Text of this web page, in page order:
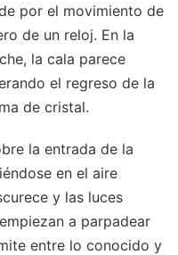
por el movimiento de
de un reloj. En la
la cala parece
el regreso de la
de cristal.
la entrada de la
en el aire
y las luces
a parpadear
entre lo conocido y